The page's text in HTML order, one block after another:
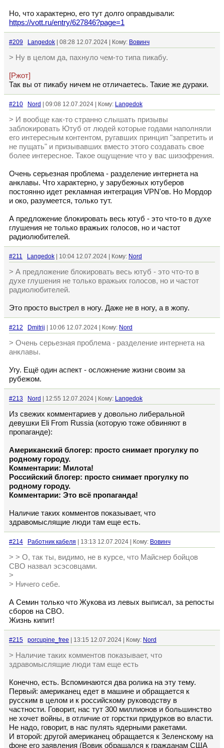
Но, что характерно, его тут долго оправдывали:
https://vott.ru/entry/627846?page=1
#209 Langedok | 08:28 12.07.2024 | Кому: Вовинч
> Ну в целом да, пахнуло чем-то типа пикабу.
[Ржот]
Так вы от пикабу ничем не отличаетесь. Такие же дураки.
#210 Nord | 09:08 12.07.2024 | Кому: Langedok
> И вообще как-то странно слышать призывы
заблокировать Ютуб от людей которые годами наполняли
его интересным контентом, ругавших принцип "запретить и
не пущать" и призывавших вместо этого создавать свое
более интересное. Такое ощущение что у вас шизофрения.
Очень серьезная проблема - разделение интернета на
анклавы. Что характерно, у зарубежных ютуберов
постоянно идет рекламная интеграция VPN'ов. Но Мордор
и око, разумеется, только тут.
А предложение блокировать весь ютуб - это что-то в духе
глушения не только вражьих голосов, но и частот
радиолюбителей.
#211 Langedok | 10:04 12.07.2024 | Кому: Nord
> А предложение блокировать весь ютуб - это что-то в
духе глушения не только вражьих голосов, но и частот
радиолюбителей.
Это просто выстрел в ногу. Даже не в ногу, а в жопу.
#212 Dmitrij | 10:06 12.07.2024 | Кому: Nord
> Очень серьезная проблема - разделение интернета на
анклавы.
Угу. Ещё один аспект - осложнение жизни своим за
рубежом.
#213 Nord | 12:55 12.07.2024 | Кому: Langedok
Из свежих комментариев у довольно либеральной
девушки Eli From Russia (которую тоже обвиняют в
пропаганде):
Американский блогер: просто снимает прогулку по
родному городу.
Комментарии: Милота!
Российский блогер: просто снимает прогулку по
родному городу.
Комментарии: Это всё пропаганда!
Наличие таких комментов показывает, что
здравомыслящие люди там еще есть.
#214 Работник кабеля | 13:13 12.07.2024 | Кому: Вовинч
> > О, так ты, видимо, не в курсе, что Майснер бойцов
СВО назвал эсэсовцами.
>
> Ничего себе.
А Семин только что Жукова из левых выписал, за репосты
сборов на СВО.
Жизнь кипит!
#215 porcupine_free | 13:15 12.07.2024 | Кому: Nord
> Наличие таких комментов показывает, что
здравомыслящие люди там еще есть
Конечно, есть. Вспоминаются два ролика на эту тему.
Первый: американец едет в машине и обращается к
русским в целом и к российскому руководству в
частности. Говорит, нас тут 300 миллионов и большинство
не хочет войны, в отличие от горстки придурков во власти.
Не надо, говорит, в нас пулять ядерными ракетами.
И второй: другой американец обращается к Зеленскому на
фоне его заявления (Вовик обращался к гражданам США